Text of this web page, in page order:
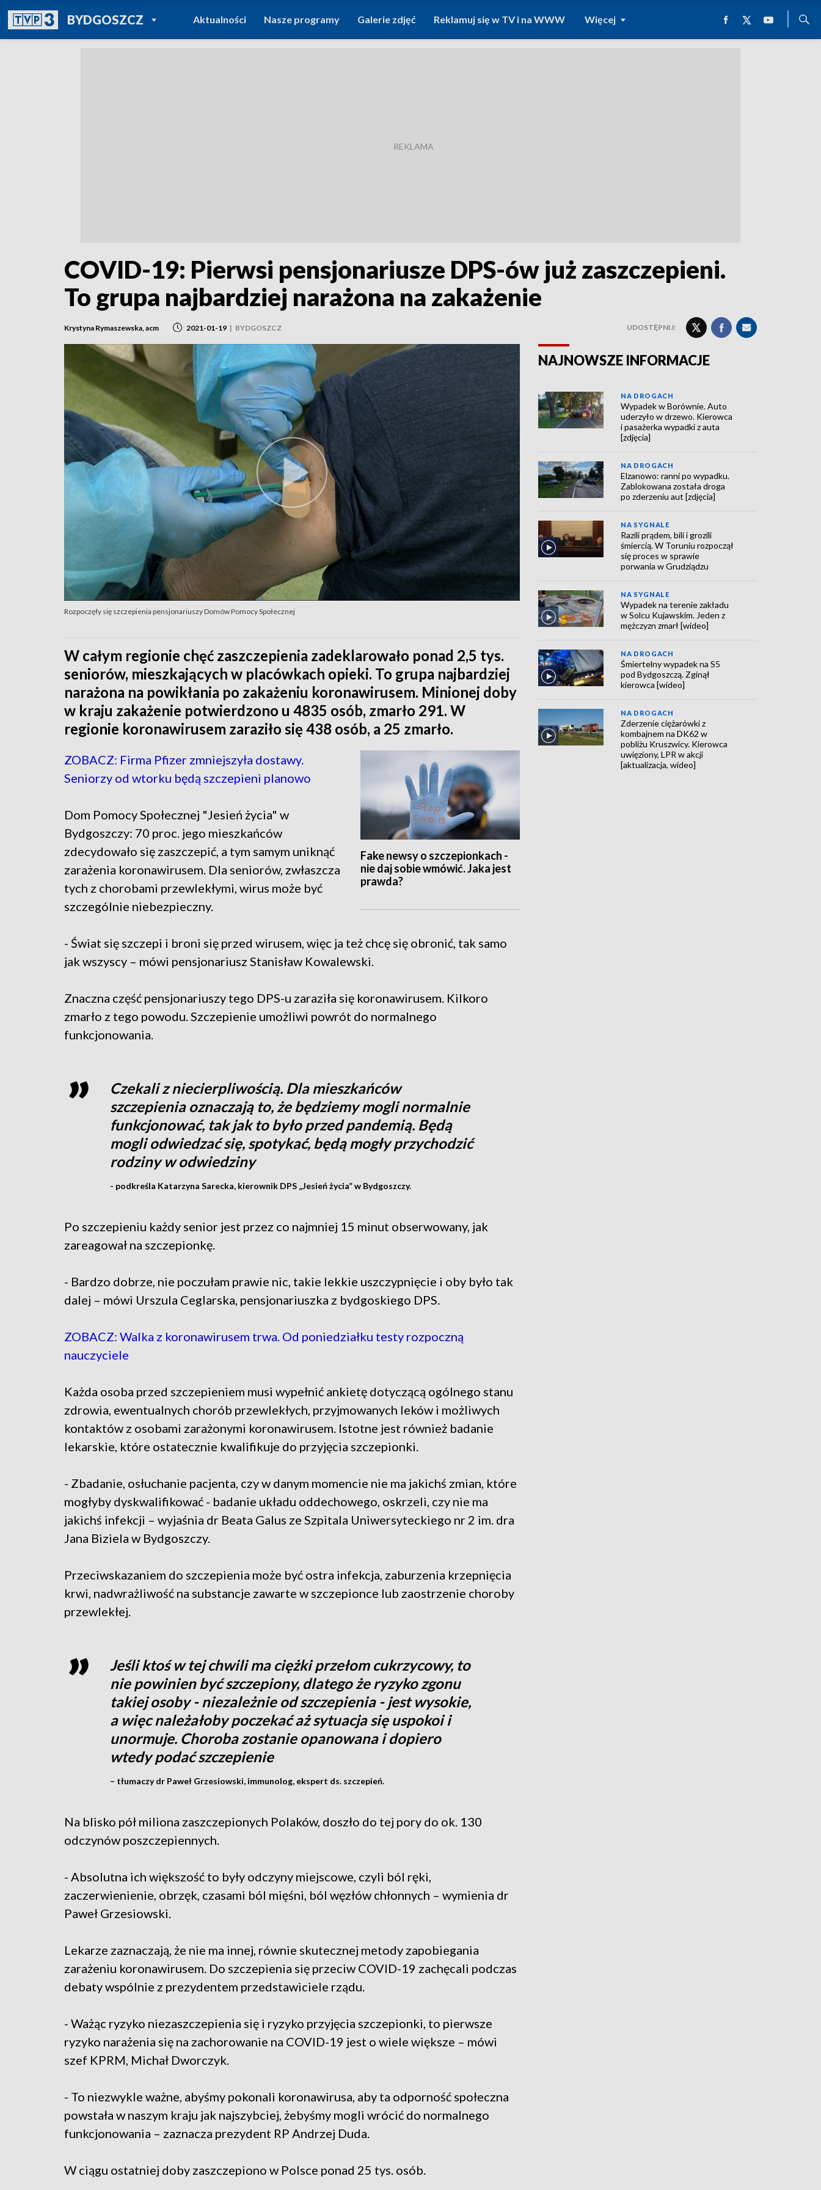
BYDGOSZCZPOWRÓT DO
TVP REGIONY
Aktualności Nasze programy Galerie zdjęć Reklamuj się w TV i na WWW Więcej
COVID-19: Pierwsi pensjonariusze DPS-ów już zaszczepieni.
To grupa najbardziej narażona na zakażenie
Krystyna Rymaszewska, acm 2021-01-19 | BYDGOSZCZ UDOSTĘPNIJ:
Rozpoczęły się szczepienia pensjonariuszy Domów Pomocy Społecznej
W całym regionie chęć zaszczepienia zadeklarowało ponad 2,5 tys.
seniorów, mieszkających w placówkach opieki. To grupa najbardziej
narażona na powikłania po zakażeniu koronawirusem. Minionej doby
w kraju zakażenie potwierdzono u 4835 osób, zmarło 291. W
regionie koronawirusem zaraziło się 438 osób, a 25 zmarło.
Fake newsy o szczepionkach -
nie daj sobie wmówić. Jaka jest
prawda?
ZOBACZ: Firma Pfizer zmniejszyła dostawy.
Seniorzy od wtorku będą szczepieni planowo
Dom Pomocy Społecznej "Jesień życia" w
Bydgoszczy: 70 proc. jego mieszkańców
zdecydowało się zaszczepić, a tym samym uniknąć
zarażenia koronawirusem. Dla seniorów, zwłaszcza
tych z chorobami przewlekłymi, wirus może być
szczególnie niebezpieczny.
- Świat się szczepi i broni się przed wirusem, więc ja też chcę się obronić, tak samo
jak wszyscy – mówi pensjonariusz Stanisław Kowalewski.
Znaczna część pensjonariuszy tego DPS-u zaraziła się koronawirusem. Kilkoro
zmarło z tego powodu. Szczepienie umożliwi powrót do normalnego
funkcjonowania.
Czekali z niecierpliwością. Dla mieszkańców
szczepienia oznaczają to, że będziemy mogli normalnie
funkcjonować, tak jak to było przed pandemią. Będą
mogli odwiedzać się, spotykać, będą mogły przychodzić
rodziny w odwiedziny
- podkreśla Katarzyna Sarecka, kierownik DPS „Jesień życia” w Bydgoszczy.
Po szczepieniu każdy senior jest przez co najmniej 15 minut obserwowany, jak
zareagował na szczepionkę.
- Bardzo dobrze, nie poczułam prawie nic, takie lekkie uszczypnięcie i oby było tak
dalej – mówi Urszula Ceglarska, pensjonariuszka z bydgoskiego DPS.
ZOBACZ: Walka z koronawirusem trwa. Od poniedziałku testy rozpoczną
nauczyciele
Każda osoba przed szczepieniem musi wypełnić ankietę dotyczącą ogólnego stanu
zdrowia, ewentualnych chorób przewlekłych, przyjmowanych leków i możliwych
kontaktów z osobami zarażonymi koronawirusem. Istotne jest również badanie
lekarskie, które ostatecznie kwalifikuje do przyjęcia szczepionki.
- Zbadanie, osłuchanie pacjenta, czy w danym momencie nie ma jakichś zmian, które
mogłyby dyskwalifikować - badanie układu oddechowego, oskrzeli, czy nie ma
jakichś infekcji – wyjaśnia dr Beata Galus ze Szpitala Uniwersyteckiego nr 2 im. dra
Jana Biziela w Bydgoszczy.
Przeciwskazaniem do szczepienia może być ostra infekcja, zaburzenia krzepnięcia
krwi, nadwrażliwość na substancje zawarte w szczepionce lub zaostrzenie choroby
przewlekłej.
Jeśli ktoś w tej chwili ma ciężki przełom cukrzycowy, to
nie powinien być szczepiony, dlatego że ryzyko zgonu
takiej osoby - niezależnie od szczepienia - jest wysokie,
a więc należałoby poczekać aż sytuacja się uspokoi i
unormuje. Choroba zostanie opanowana i dopiero
wtedy podać szczepienie
– tłumaczy dr Paweł Grzesiowski, immunolog, ekspert ds. szczepień.
Na blisko pół miliona zaszczepionych Polaków, doszło do tej pory do ok. 130
odczynów poszczepiennych.
- Absolutna ich większość to były odczyny miejscowe, czyli ból ręki,
zaczerwienienie, obrzęk, czasami ból mięśni, ból węzłów chłonnych – wymienia dr
Paweł Grzesiowski.
Lekarze zaznaczają, że nie ma innej, równie skutecznej metody zapobiegania
zarażeniu koronawirusem. Do szczepienia się przeciw COVID-19 zachęcali podczas
debaty wspólnie z prezydentem przedstawiciele rządu.
- Ważąc ryzyko niezaszczepienia się i ryzyko przyjęcia szczepionki, to pierwsze
ryzyko narażenia się na zachorowanie na COVID-19 jest o wiele większe – mówi
szef KPRM, Michał Dworczyk.
- To niezwykle ważne, abyśmy pokonali koronawirusa, aby ta odporność społeczna
powstała w naszym kraju jak najszybciej, żebyśmy mogli wrócić do normalnego
funkcjonowania – zaznacza prezydent RP Andrzej Duda.
W ciągu ostatniej doby zaszczepiono w Polsce ponad 25 tys. osób.
NAJNOWSZE INFORMACJE
NA DROGACH
Wypadek w Borównie. Auto
uderzyło w drzewo. Kierowca
i pasażerka wypadki z auta
[zdjęcia]
NA DROGACH
Elzanowo: ranni po wypadku.
Zablokowana została droga
po zderzeniu aut [zdjęcia]
NA SYGNALE
Razili prądem, bili i grozili
śmiercią. W Toruniu rozpoczął
się proces w sprawie
porwania w Grudziądzu
NA SYGNALE
Wypadek na terenie zakładu
w Solcu Kujawskim. Jeden z
mężczyzn zmarł [wideo]
NA DROGACH
Śmiertelny wypadek na S5
pod Bydgoszczą. Zginął
kierowca [wideo]
NA DROGACH
Zderzenie ciężarówki z
kombajnem na DK62 w
pobliżu Kruszwicy. Kierowca
uwięziony, LPR w akcji
[aktualizacja, wideo]